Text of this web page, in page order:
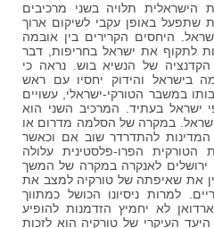
תלויה בשני מרכיבים
שתפעל באופן עקבי לשיקום ארוך
היחסים הקרירים בין אובמה
לתקוף את ישראל בחריפות, דבר
של הנשיא בוש. נראה כי
בישראל והידוק יחסיו עם ראש
במשבר הטורקי-ישראלי, עשויים
ישראל בעתיד. המרכיב השני הוא
ישראל. במקרה של הסלמה מדרום או
המדינות להתדרדר שוב אם וכאשר
הטורקית הפרו-פלסטינית עלולה
ירושלים לאנקרה במקרה של המשך
את שאיפתה של טורקיה למצב את
למרות ניסיונו הכושל כמתווך
לא יחמיץ הזדמנות להופיע
העיקרי של טורקיה הוא לזכות